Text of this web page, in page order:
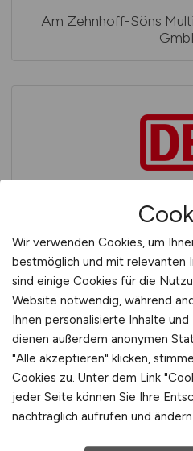
Am Zehnhoff-Söns
Autokraft
Autostadt
Wir verwenden Cookies, um
bestmöglich und mit relevanten
sind einige Cookies für die
Website notwendig, während
Ihnen personalisierte Inhalte
dienen außerdem anonymen
"Alle akzeptieren" klicken,
Cookies zu. Unter dem Link
jeder Seite können Sie Ihre
nachträglich aufrufen und ändern.